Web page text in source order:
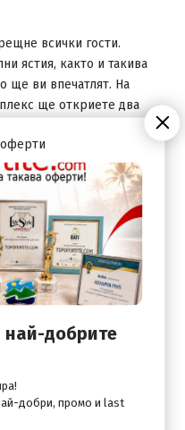
всички гости.
ястия, както и такива
ще ви впечатлят. На
ще откриете два
на хотел Перла
терапевтични
и фитнес.
ползват
най-добрите
добри, промо и last